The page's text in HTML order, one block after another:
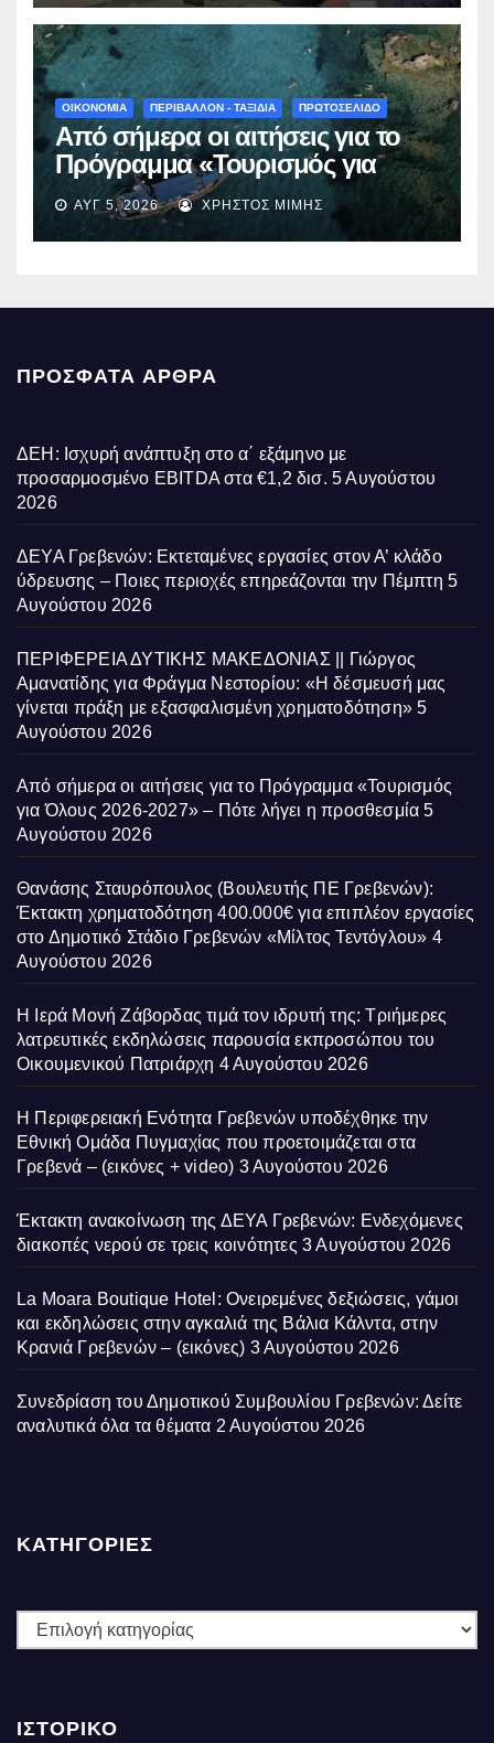
γίνεται πράξη με εξασφαλισμένη
χρηματοδότηση»
ΟΙΚΟΝΟΜΙΑ ΠΕΡΙΒΑΛΛΟΝ - ΤΑΞΙΔΙΑ ΠΡΩΤΟΣΕΛΙΔΟ
Από σήμερα οι αιτήσεις για το
Πρόγραμμα «Τουρισμός για
Όλους 2026-2027» – Πότε λήγει
η προσθεσμία
ΑΥΓ 5, 2026 ΧΡΉΣΤΟΣ ΜΊΜΗΣ
ΠΡΌΣΦΑΤΑ ΆΡΘΡΑ
ΔΕΗ: Ισχυρή ανάπτυξη στο α΄ εξάμηνο με
προσαρμοσμένο EBITDA στα €1,2 δισ. 5 Αυγούστου
2026
ΔΕΥΑ Γρεβενών: Εκτεταμένες εργασίες στον Α’ κλάδο
ύδρευσης – Ποιες περιοχές επηρεάζονται την Πέμπτη 5
Αυγούστου 2026
ΠΕΡΙΦΕΡΕΙΑ ΔΥΤΙΚΗΣ ΜΑΚΕΔΟΝΙΑΣ || Γιώργος
Αμανατίδης για Φράγμα Νεστορίου: «Η δέσμευσή μας
γίνεται πράξη με εξασφαλισμένη χρηματοδότηση» 5
Αυγούστου 2026
Από σήμερα οι αιτήσεις για το Πρόγραμμα «Τουρισμός
για Όλους 2026-2027» – Πότε λήγει η προσθεσμία 5
Αυγούστου 2026
Θανάσης Σταυρόπουλος (Βουλευτής ΠΕ Γρεβενών):
Έκτακτη χρηματοδότηση 400.000€ για επιπλέον εργασίες
στο Δημοτικό Στάδιο Γρεβενών «Μίλτος Τεντόγλου» 4
Αυγούστου 2026
Η Ιερά Μονή Ζάβορδας τιμά τον ιδρυτή της: Τριήμερες
λατρευτικές εκδηλώσεις παρουσία εκπροσώπου του
Οικουμενικού Πατριάρχη 4 Αυγούστου 2026
Η Περιφερειακή Ενότητα Γρεβενών υποδέχθηκε την
Εθνική Ομάδα Πυγμαχίας που προετοιμάζεται στα
Γρεβενά – (εικόνες + video) 3 Αυγούστου 2026
Έκτακτη ανακοίνωση της ΔΕΥΑ Γρεβενών: Ενδεχόμενες
διακοπές νερού σε τρεις κοινότητες 3 Αυγούστου 2026
La Moara Boutique Hotel: Ονειρεμένες δεξιώσεις, γάμοι
και εκδηλώσεις στην αγκαλιά της Βάλια Κάλντα, στην
Κρανιά Γρεβενών – (εικόνες) 3 Αυγούστου 2026
Συνεδρίαση του Δημοτικού Συμβουλίου Γρεβενών: Δείτε
αναλυτικά όλα τα θέματα 2 Αυγούστου 2026
ΚΑΤΗΓΟΡΙΕΣ
ΚΑΤΗΓΟΡΙΕΣ
ΙΣΤΟΡΙΚΌ